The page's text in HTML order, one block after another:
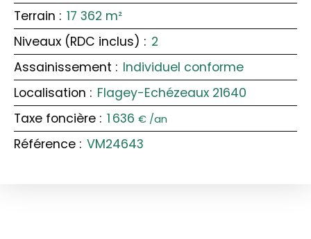
Terrain : 17 362 m²
Niveaux (RDC inclus) : 2
Assainissement : Individuel conforme
Localisation : Flagey-Echézeaux 21640
Taxe foncière : 1 636 € /an
Référence : VM24643